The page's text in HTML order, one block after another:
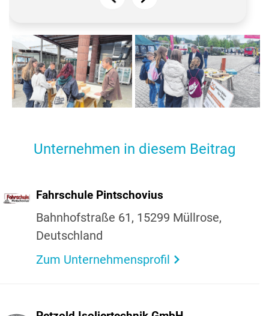
Bei SW Schlaube-Fenster
blieb es nicht nur bei
theoretischen Einblicken –
die Jugendlichen konnten
Welche Arbeiten hinter dem
Beruf des Zimmerers
stecken, erklärte das Team
der Zimmerei Fechner direkt
Unternehmen in diesem Beitrag
Fahr­schule Pint­s­cho­vius
Bahn­hof­straße 61, 15299 Müll­rose,
Deutsch­land
Zum Unternehmensprofil